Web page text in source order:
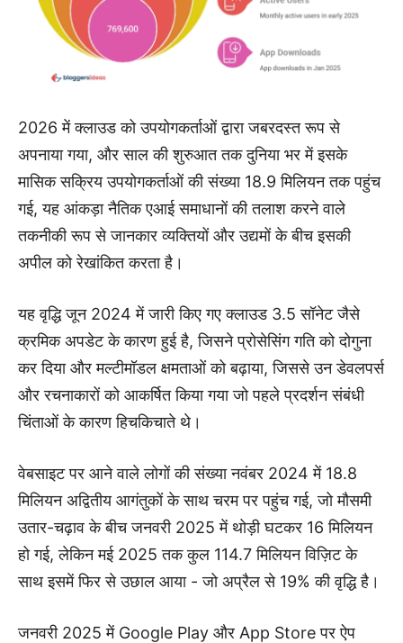
2026 में क्लाउड को उपयोगकर्ताओं द्वारा जबरदस्त रूप से
अपनाया गया, और साल की शुरुआत तक दुनिया भर में इसके
मासिक सक्रिय उपयोगकर्ताओं की संख्या 18.9 मिलियन तक पहुंच
गई, यह आंकड़ा नैतिक एआई समाधानों की तलाश करने वाले
तकनीकी रूप से जानकार व्यक्तियों और उद्यमों के बीच इसकी
अपील को रेखांकित करता है।
यह वृद्धि जून 2024 में जारी किए गए क्लाउड 3.5 सॉनेट जैसे
क्रमिक अपडेट के कारण हुई है, जिसने प्रोसेसिंग गति को दोगुना
कर दिया और मल्टीमॉडल क्षमताओं को बढ़ाया, जिससे उन डेवलपर्स
और रचनाकारों को आकर्षित किया गया जो पहले प्रदर्शन संबंधी
चिंताओं के कारण हिचकिचाते थे।
वेबसाइट पर आने वाले लोगों की संख्या नवंबर 2024 में 18.8
मिलियन अद्वितीय आगंतुकों के साथ चरम पर पहुंच गई, जो मौसमी
उतार-चढ़ाव के बीच जनवरी 2025 में थोड़ी घटकर 16 मिलियन
हो गई, लेकिन मई 2025 तक कुल 114.7 मिलियन विज़िट के
साथ इसमें फिर से उछाल आया - जो अप्रैल से 19% की वृद्धि है।
जनवरी 2025 में Google Play और App Store पर ऐप